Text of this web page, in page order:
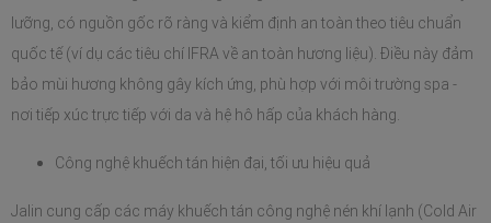
lưỡng, có nguồn gốc rõ ràng và kiểm định an toàn theo tiêu chuẩn
quốc tế (ví dụ các tiêu chí IFRA về an toàn hương liệu). Điều này đảm
bảo mùi hương không gây kích ứng, phù hợp với môi trường spa -
nơi tiếp xúc trực tiếp với da và hệ hô hấp của khách hàng.
Công nghệ khuếch tán hiện đại, tối ưu hiệu quả
Jalin cung cấp các máy khuếch tán công nghệ nén khí lạnh (Cold Air